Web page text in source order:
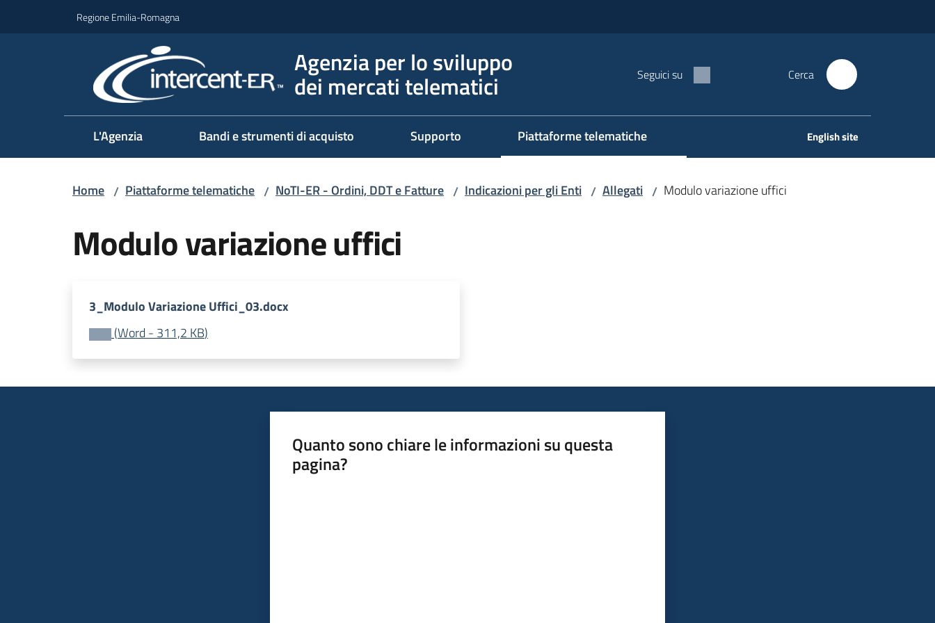
Regione Emilia-Romagna
Agenzia per lo sviluppo
dei mercati telematici Seguici su Cerca
L'Agenzia Bandi e strumenti di acquisto Supporto Piattaforme telematiche English site
Home / Piattaforme telematiche / NoTI-ER - Ordini, DDT e Fatture / Indicazioni per gli Enti / Allegati / Modulo variazione uffici
Modulo variazione uffici
3_Modulo Variazione Uffici_03.docx
(Word - 311,2 KB)
Quanto sono chiare le informazioni su questa
pagina?